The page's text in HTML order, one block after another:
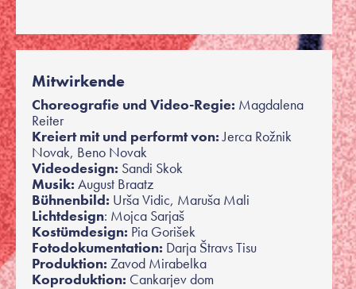
Mitwirkende
Choreografie und Video-Regie: Magdalena
Reiter
Kreiert mit und performt von:Jerca Rožnik
Novak, Beno Novak
Videodesign: Sandi Skok
Musik: August Braatz
Bühnenbild: Urša Vidic, Maruša Mali
Lichtdesign: Mojca Sarjaš
Kostümdesign: Pia Gorišek
Fotodokumentation: Darja Štravs Tisu
Produktion: Zavod Mirabelka
Koproduktion: Cankarjev dom